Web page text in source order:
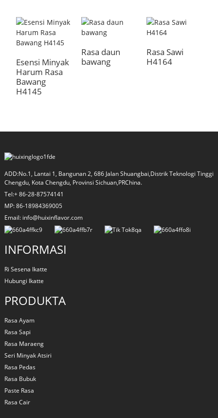
Esensi Minyak
Harum Rasa
Bawang
H4145
Rasa daun
bawang
Rasa Sawi
H4164
ADD:No.1, Lantai 1, Bangunan 2, 686 Jalan Shuangbai,Distrik Teknologi Tinggi
Chengdu, Kota Chengdu, Provinsi Sichuan,PRChina.
Tel:+ 86-28-87574141
MP: 86-18984369005
Email: info@huixinflavor.com
INFORMASI
Ri Sesena Ikatte
Hubungi Ikatte
PRODUKTA
Rasa Ayam
Rasa Sapi
Rasa Maraeng
Seri Minyak Atsiri
Rasa Pedas
Rasa Bubuk
Paste Rasa
Rasa Cair